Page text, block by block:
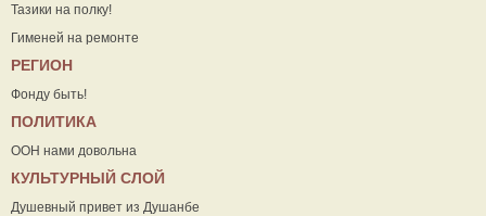
Тазики на полку!
Гименей на ремонте
РЕГИОН
Фонду быть!
ПОЛИТИКА
ООН нами довольна
КУЛЬТУРНЫЙ СЛОЙ
Душевный привет из Душанбе